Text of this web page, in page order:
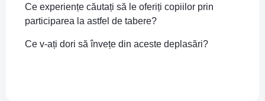
Ce experiențe căutați să le oferiți copiilor prin
participarea la astfel de tabere?
Ce v-ați dori să învețe din aceste deplasări?